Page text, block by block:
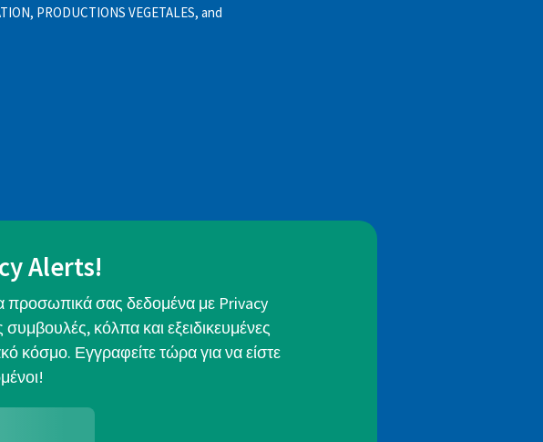
PRODUCTIONS VEGETALES, and
Alerts!
προσωπικά σας δεδομένα με Privacy
κόλπα και εξειδικευμένες
κόσμο. Εγγραφείτε τώρα για να είστε